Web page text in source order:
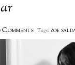
Tags:zoe